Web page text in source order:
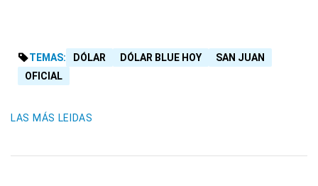
TEMAS: DÓLAR DÓLAR BLUE HOY
SAN JUAN
OFICIAL
LAS MÁS LEIDAS